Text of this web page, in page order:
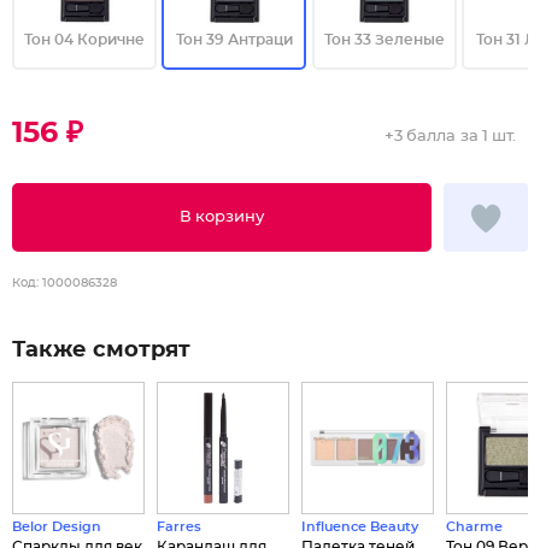
Тон 04 Коричне Тон 39 Антраци Тон 33 Зеленые Тон 31
156 ₽
В корзину
+3 балла за 1 шт.
Код: 1000086328
Также смотрят
Belor Design Farres Influence Beauty Charme